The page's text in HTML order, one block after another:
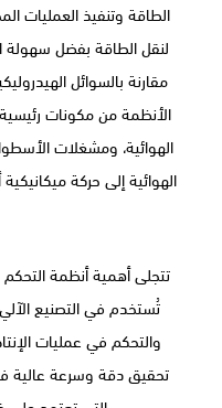
الطاقة وتنفيذ العمليات
لنقل الطاقة بفضل سهولة
مقارنة بالسوائل
الأنظمة من مكونات
الهوائية، ومشغلات
الهوائية إلى حركة
تتجلى أهمية أنظمة
تُستخدم في التصنيع
والتحكم في عمليات
تحقيق دقة وسرعة عالية في